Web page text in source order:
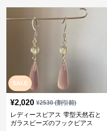
SALE
¥2,020 ¥2530(割引前)
レディースピアス 雫型天然石と
ガラスビーズのフックピアス